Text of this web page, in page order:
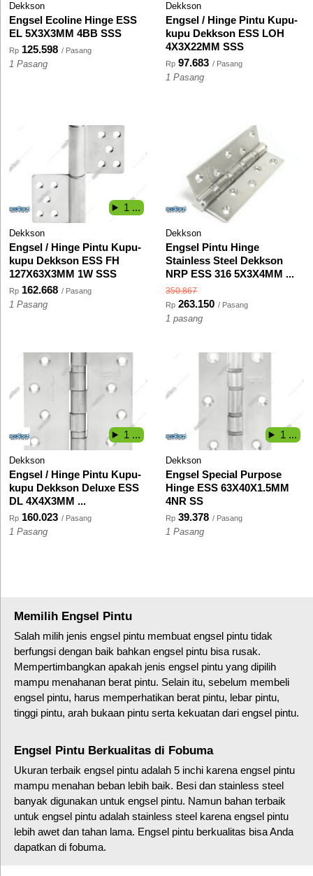
Dekkson
Engsel Ecoline Hinge ESS
EL 5X3X3MM 4BB SSS
Rp 125.598 / Pasang
1 Pasang
Dekkson
Engsel / Hinge Pintu Kupu-
kupu Dekkson ESS LOH
4X3X22MM SSS
Rp 97.683 / Pasang
1 Pasang
Dekkson
Engsel / Hinge Pintu Kupu-
kupu Dekkson ESS FH
127X63X3MM 1W SSS
Rp 162.668 / Pasang
1 Pasang
1 ...
Dekkson
Engsel Pintu Hinge
Stainless Steel Dekkson
NRP ESS 316 5X3X4MM ...
350.867
Rp 263.150 / Pasang
1 pasang
Dekkson
Engsel / Hinge Pintu Kupu-
kupu Dekkson Deluxe ESS
DL 4X4X3MM ...
Rp 160.023 / Pasang
1 Pasang
1 ...
Dekkson
Engsel Special Purpose
Hinge ESS 63X40X1.5MM
4NR SS
Rp 39.378 / Pasang
1 Pasang
1 ...
Memilih Engsel Pintu
Salah milih jenis engsel pintu membuat engsel pintu tidak
berfungsi dengan baik bahkan engsel pintu bisa rusak.
Mempertimbangkan apakah jenis engsel pintu yang dipilih
mampu menahanan berat pintu. Selain itu, sebelum membeli
engsel pintu, harus memperhatikan berat pintu, lebar pintu,
tinggi pintu, arah bukaan pintu serta kekuatan dari engsel pintu.
Engsel Pintu Berkualitas di Fobuma
Ukuran terbaik engsel pintu adalah 5 inchi karena engsel pintu
mampu menahan beban lebih baik. Besi dan stainless steel
banyak digunakan untuk engsel pintu. Namun bahan terbaik
untuk engsel pintu adalah stainless steel karena engsel pintu
lebih awet dan tahan lama. Engsel pintu berkualitas bisa Anda
dapatkan di fobuma.